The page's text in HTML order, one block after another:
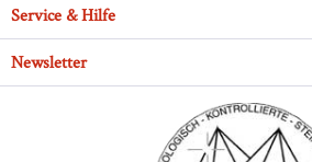
Service & Hilfe
Newsletter